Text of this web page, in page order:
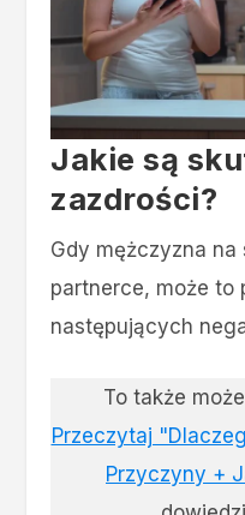
Jakie są
zazdrości?
Gdy mężczyzna na
partnerce, może to
następujących
To także
Przeczytaj
Przyczyny +